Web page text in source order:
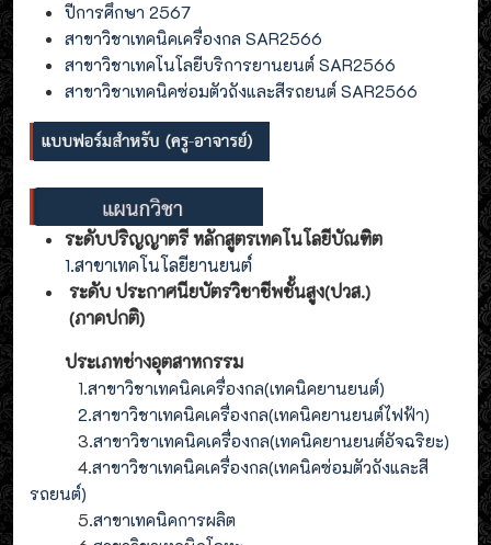
ปีการศึกษา 2567
สาขาวิชาเทคนิคเครื่องกล SAR2566
สาขาวิชาเทคโนโลยีบริการยานยนต์ SAR2566
สาขาวิชาเทคนิคซ่อมตัวถังและสีรถยนต์ SAR2566
ระดับปริญญาตรี หลักสูตรเทคโนโลยีบัณฑิต
1.สาขาเทคโนโลยียานยนต์
ระดับ ประกาศนียบัตรวิชาชีพชั้นสูง(ปวส.)
(ภาคปกติ)
ประเภทช่างอุตสาหกรรม
1.สาขาวิชาเทคนิคเครื่องกล(เทคนิคยานยนต์)
2.สาขาวิชาเทคนิคเครื่องกล(เทคนิคยานยนต์ไฟฟ้า)
3.สาขาวิชาเทคนิคเครื่องกล(เทคนิคยานยนต์อัจฉริยะ)
4.สาขาวิชาเทคนิคเครื่องกล(เทคนิคซ่อมตัวถังและสี
รถยนต์)
5.สาขาเทคนิคการผลิต